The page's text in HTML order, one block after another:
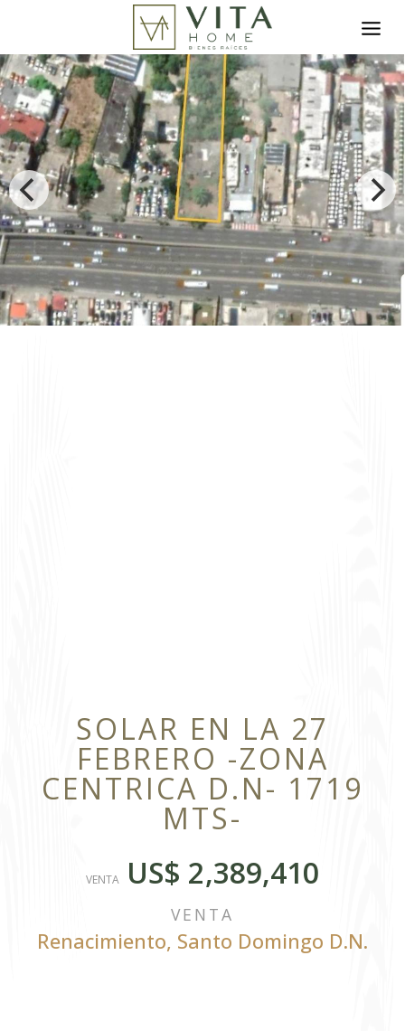
Toggle search filter
SOLAR EN LA 27
FEBRERO -ZONA
CENTRICA D.N- 1719
MTS-
VENTA US$ 2,389,410
VENTA
Renacimiento, Santo Domingo D.N.